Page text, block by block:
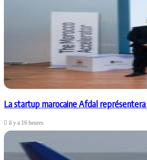
La startup marocaine Afdal
il y a 16 heures